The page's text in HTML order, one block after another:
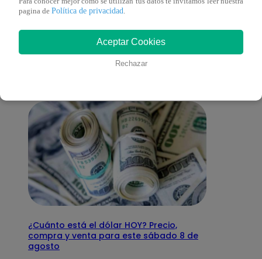
También te puede
interesar
¿Cuánto está el dólar HOY? Precio,
compra y venta para este sábado 8 de
agosto
pagina de Política de privacidad.
Aceptar Cookies
Rechazar